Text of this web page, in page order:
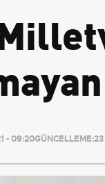
- 09:20GÜNCELLEME: